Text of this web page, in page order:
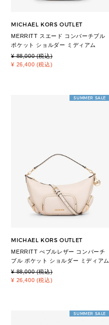
MICHAEL KORS OUTLET
MERRITT スエード コンバーチブル
ポケット ショルダー ミディアム
¥ 88,000 (税込)
¥ 26,400 (税込)
SUMMER SALE
MICHAEL KORS OUTLET
MERRITT ぺブルレザー コンバーチ
ブル ポケット ショルダー ミディアム
¥ 88,000 (税込)
¥ 26,400 (税込)
SUMMER SALE